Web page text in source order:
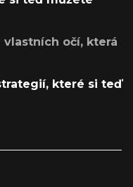
vlastních očí, která
které si teď